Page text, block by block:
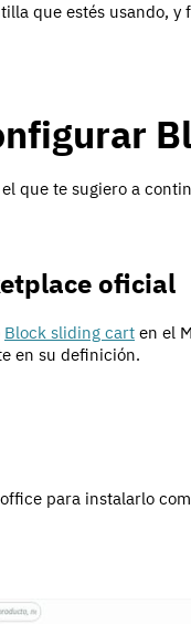
que estés usando,
que te sugiero a
oficial
Block sliding cart en el
en su definición.
para instalarlo